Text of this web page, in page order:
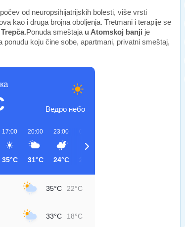
od neuropsihijatrijskih bolesti, više vrsti
kao i druga brojna oboljenja. Tretmani i terapije se
.Ponuda smeštaja u Atomskoj banji je
ponudu koju čine sobe, apartmani, privatni smeštaj,
Ведро небо
17:00
35°C
20:00
31°C
23:00
24°C
35°C 22°C
33°C 18°C